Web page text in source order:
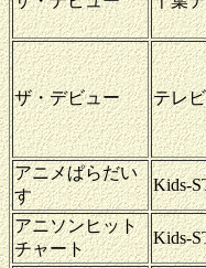
ザ・デビュー テレ
アニメぱらだい
す
Kids-
アニソンヒット
チャート
Kids-